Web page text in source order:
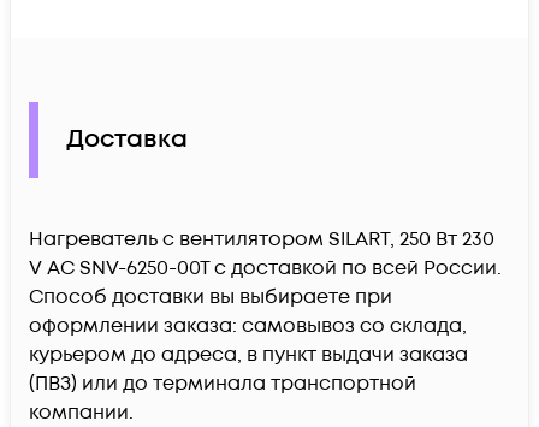
Доставка
Нагреватель с вентилятором SILART, 250 Вт 230
V AC SNV-6250-00T c доставкой по всей России.
Способ доставки вы выбираете при
оформлении заказа: самовывоз со склада,
курьером до адреса, в пункт выдачи заказа
(ПВЗ) или до терминала транспортной
компании.